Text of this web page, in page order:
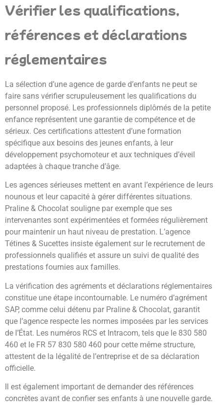
Vérifier les qualifications,
références et déclarations
réglementaires
La sélection d’une agence de garde d’enfants ne peut se
faire sans vérifier scrupuleusement les qualifications du
personnel proposé. Les professionnels diplômés de la petite
enfance représentent une garantie de compétence et de
sérieux. Ces certifications attestent d’une formation
spécifique aux besoins des jeunes enfants, à leur
développement psychomoteur et aux techniques d’éveil
adaptées à chaque tranche d’âge.
Les agences sérieuses mettent en avant l’expérience de leurs
nounous et leur capacité à gérer différentes situations.
Praline & Chocolat souligne par exemple que ses
intervenantes sont expérimentées et formées régulièrement
pour maintenir un haut niveau de prestation. L’agence
Tétines & Sucettes insiste également sur le recrutement de
professionnels qualifiés et assure un suivi de qualité des
prestations fournies aux familles.
La vérification des agréments et déclarations réglementaires
constitue une étape incontournable. Le numéro d’agrément
SAP, comme celui détenu par Praline & Chocolat, garantit
que l’agence respecte les normes imposées par les services
de l’État. Les numéros RCS et Intracom, tels que le 830 580
460 et le FR 57 830 580 460 pour cette même structure,
attestent de la légalité de l’entreprise et de sa déclaration
officielle.
Il est également important de demander des références
concrètes avant de confier ses enfants à une nouvelle garde.